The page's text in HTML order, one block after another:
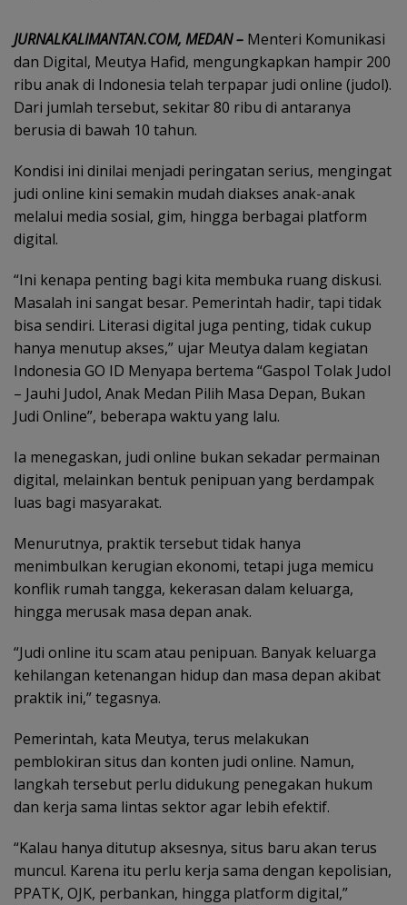
JURNALKALIMANTAN.COM, MEDAN – Menteri Komunikasi
dan Digital, Meutya Hafid, mengungkapkan hampir 200
ribu anak di Indonesia telah terpapar judi online (judol).
Dari jumlah tersebut, sekitar 80 ribu di antaranya
berusia di bawah 10 tahun.
Kondisi ini dinilai menjadi peringatan serius, mengingat
judi online kini semakin mudah diakses anak-anak
melalui media sosial, gim, hingga berbagai platform
digital.
“Ini kenapa penting bagi kita membuka ruang diskusi.
Masalah ini sangat besar. Pemerintah hadir, tapi tidak
bisa sendiri. Literasi digital juga penting, tidak cukup
hanya menutup akses,” ujar Meutya dalam kegiatan
Indonesia GO ID Menyapa bertema “Gaspol Tolak Judol
– Jauhi Judol, Anak Medan Pilih Masa Depan, Bukan
Judi Online”, beberapa waktu yang lalu.
Ia menegaskan, judi online bukan sekadar permainan
digital, melainkan bentuk penipuan yang berdampak
luas bagi masyarakat.
Menurutnya, praktik tersebut tidak hanya
menimbulkan kerugian ekonomi, tetapi juga memicu
konflik rumah tangga, kekerasan dalam keluarga,
hingga merusak masa depan anak.
“Judi online itu scam atau penipuan. Banyak keluarga
kehilangan ketenangan hidup dan masa depan akibat
praktik ini,” tegasnya.
Pemerintah, kata Meutya, terus melakukan
pemblokiran situs dan konten judi online. Namun,
langkah tersebut perlu didukung penegakan hukum
dan kerja sama lintas sektor agar lebih efektif.
“Kalau hanya ditutup aksesnya, situs baru akan terus
muncul. Karena itu perlu kerja sama dengan kepolisian,
PPATK, OJK, perbankan, hingga platform digital,”